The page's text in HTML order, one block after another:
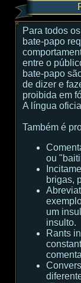
Para todos
bate-papo
entre o
bate-papo
de dizer e
proibida em
A língua
Também é
ou
brigas,
um
insulto.
Rants